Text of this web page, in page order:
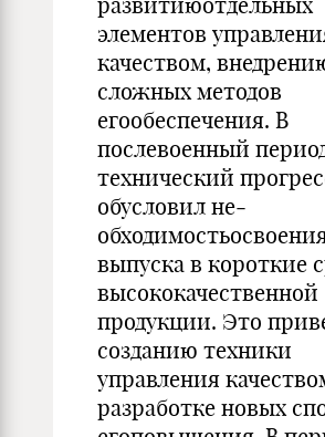
элементов
качеством,
сложных методов
егообеспече­ния. В
послевоенный
технический
обусловил не­
выпуска в короткие
высококаче­ственной
продукции. Это
созданию техники
управления
разработке новых